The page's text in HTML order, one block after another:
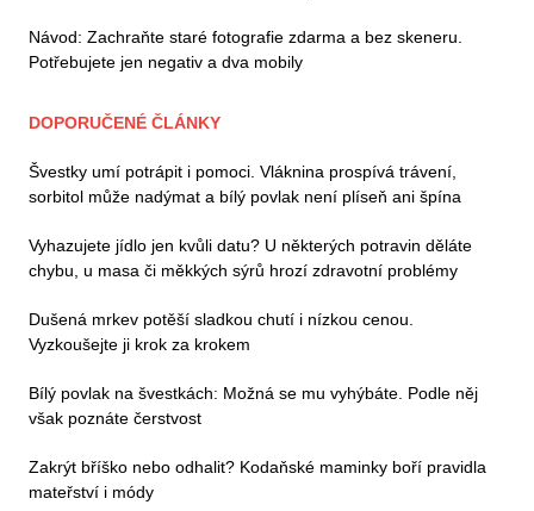
Návod: Zachraňte staré fotografie zdarma a bez skeneru.
Potřebujete jen negativ a dva mobily
DOPORUČENÉ ČLÁNKY
Švestky umí potrápit i pomoci. Vláknina prospívá trávení,
sorbitol může nadýmat a bílý povlak není plíseň ani špína
Vyhazujete jídlo jen kvůli datu? U některých potravin děláte
chybu, u masa či měkkých sýrů hrozí zdravotní problémy
Dušená mrkev potěší sladkou chutí i nízkou cenou.
Vyzkoušejte ji krok za krokem
Bílý povlak na švestkách: Možná se mu vyhýbáte. Podle něj
však poznáte čerstvost
Zakrýt bříško nebo odhalit? Kodaňské maminky boří pravidla
mateřství i módy